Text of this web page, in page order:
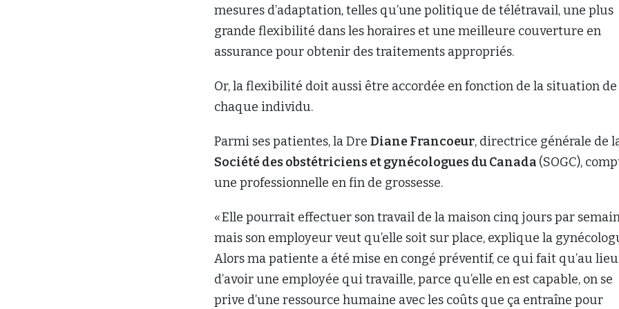
mesures d’adaptation, telles qu’une politique de télétravail, une plus
grande flexibilité dans les horaires et une meilleure couverture en
assurance pour obtenir des traitements appropriés.
Or, la flexibilité doit aussi être accordée en fonction de la situation de
chaque individu.
Parmi ses patientes, la Dre Diane Francoeur, directrice générale de
Société des obstétriciens et gynécologues du Canada (SOGC),
une professionnelle en fin de grossesse.
« Elle pourrait effectuer son travail de la maison cinq jours par
mais son employeur veut qu’elle soit sur place, explique la
Alors ma patiente a été mise en congé préventif, ce qui fait qu’au lieu
d’avoir une employée qui travaille, parce qu’elle en est capable, on se
prive d’une ressource humaine avec les coûts que ça entraîne pour